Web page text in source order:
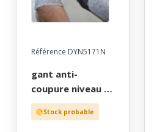
Référence DYN5171N
gant anti-
coupure niveau 5,
hpde jauge 13
enduction
Stock probable